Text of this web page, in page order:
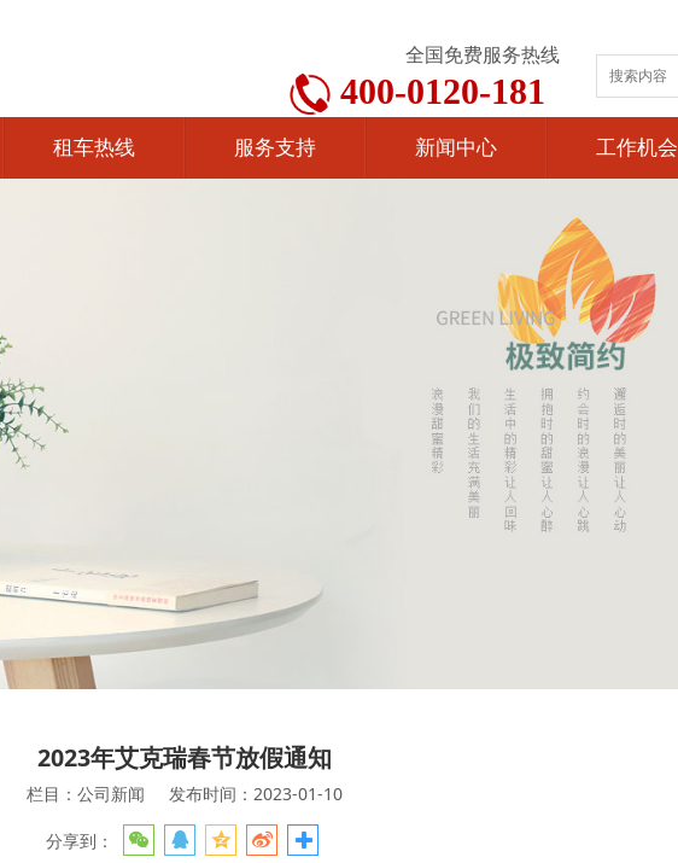
租车热线 服务支持 新闻中心 工作机会
全国免费服务热线
400-0120-181
2023年艾克瑞春节放假通知
栏目：公司新闻 发布时间：2023-01-10
分享到：